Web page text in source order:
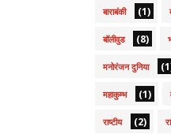
बाराबंकी (1)
बॉलीवुड (8)
मनोरंजन दुनिया
महाकुम्भ (1)
राष्टीय (2)